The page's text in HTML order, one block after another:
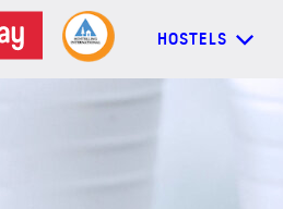
HOSTELS